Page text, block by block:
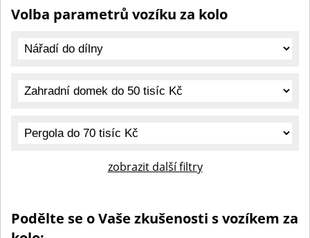
Volba parametrů vozíku za kolo
zobrazit další filtry
Podělte se o Vaše zkušenosti s vozíkem za